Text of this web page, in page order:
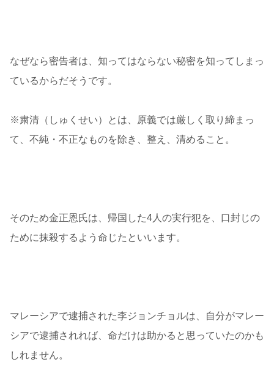
なぜなら密告者は、知ってはならない秘密を知ってしまっ
ているからだそうです。
※粛清（しゅくせい）とは、原義では厳しく取り締まっ
て、不純・不正なものを除き、整え、清めること。
そのため金正恩氏は、帰国した4人の実行犯を、口封じの
ために抹殺するよう命じたといいます。
マレーシアで逮捕された李ジョンチョルは、自分がマレー
シアで逮捕されれば、命だけは助かると思っていたのかも
しれません。